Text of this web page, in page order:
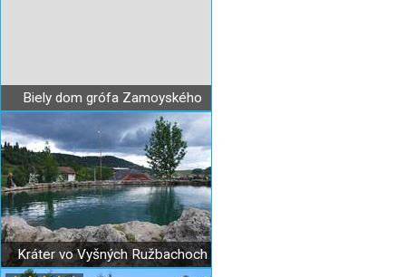
Biely dom grófa Zamoyského
Kráter vo Vyšných Ružbachoch